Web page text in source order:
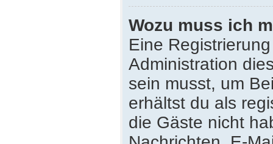
Wozu muss ich
Eine
Administration
sein musst, um
erhältst du als
die Gäste nicht